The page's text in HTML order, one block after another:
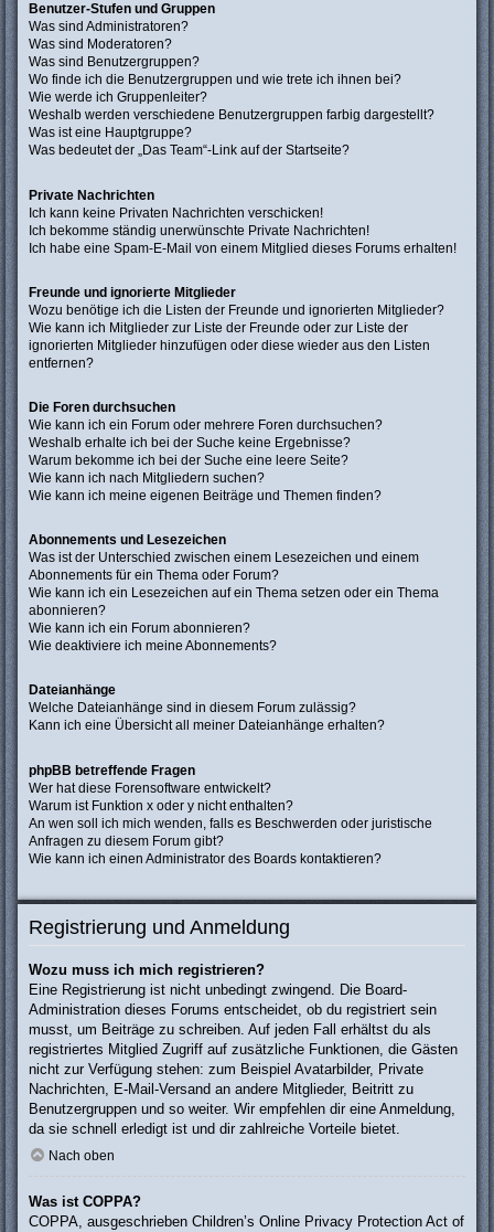
Benutzer-Stufen und Gruppen
Was sind Administratoren?
Was sind Moderatoren?
Was sind Benutzergruppen?
Wo finde ich die Benutzergruppen und wie trete ich ihnen bei?
Wie werde ich Gruppenleiter?
Weshalb werden verschiedene Benutzergruppen farbig dargestellt?
Was ist eine Hauptgruppe?
Was bedeutet der „Das Team“-Link auf der Startseite?
Private Nachrichten
Ich kann keine Privaten Nachrichten verschicken!
Ich bekomme ständig unerwünschte Private Nachrichten!
Ich habe eine Spam-E-Mail von einem Mitglied dieses Forums erhalten!
Freunde und ignorierte Mitglieder
Wozu benötige ich die Listen der Freunde und ignorierten Mitglieder?
Wie kann ich Mitglieder zur Liste der Freunde oder zur Liste der
ignorierten Mitglieder hinzufügen oder diese wieder aus den Listen
entfernen?
Die Foren durchsuchen
Wie kann ich ein Forum oder mehrere Foren durchsuchen?
Weshalb erhalte ich bei der Suche keine Ergebnisse?
Warum bekomme ich bei der Suche eine leere Seite?
Wie kann ich nach Mitgliedern suchen?
Wie kann ich meine eigenen Beiträge und Themen finden?
Abonnements und Lesezeichen
Was ist der Unterschied zwischen einem Lesezeichen und einem
Abonnements für ein Thema oder Forum?
Wie kann ich ein Lesezeichen auf ein Thema setzen oder ein Thema
abonnieren?
Wie kann ich ein Forum abonnieren?
Wie deaktiviere ich meine Abonnements?
Dateianhänge
Welche Dateianhänge sind in diesem Forum zulässig?
Kann ich eine Übersicht all meiner Dateianhänge erhalten?
phpBB betreffende Fragen
Wer hat diese Forensoftware entwickelt?
Warum ist Funktion x oder y nicht enthalten?
An wen soll ich mich wenden, falls es Beschwerden oder juristische
Anfragen zu diesem Forum gibt?
Wie kann ich einen Administrator des Boards kontaktieren?
Registrierung und Anmeldung
Wozu muss ich mich registrieren?
Eine Registrierung ist nicht unbedingt zwingend. Die Board-
Administration dieses Forums entscheidet, ob du registriert sein
musst, um Beiträge zu schreiben. Auf jeden Fall erhältst du als
registriertes Mitglied Zugriff auf zusätzliche Funktionen, die Gästen
nicht zur Verfügung stehen: zum Beispiel Avatarbilder, Private
Nachrichten, E-Mail-Versand an andere Mitglieder, Beitritt zu
Benutzergruppen und so weiter. Wir empfehlen dir eine Anmeldung,
da sie schnell erledigt ist und dir zahlreiche Vorteile bietet.
Nach oben
Was ist COPPA?
COPPA, ausgeschrieben Children’s Online Privacy Protection Act of